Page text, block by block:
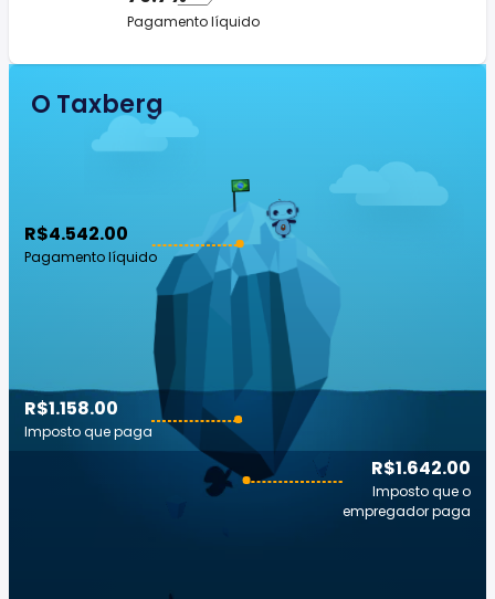
Pagamento líquido
O Taxberg
R$4.542.00
Pagamento líquido
R$1.642.00
Imposto que o
empregador paga
R$1.158.00
Imposto que paga